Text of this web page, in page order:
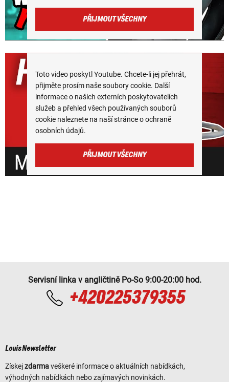
PŘIJMOUT VŠECHNY
Toto video poskytl Youtube. Chcete-li jej přehrát,
přijměte prosím naše soubory cookie. Další
informace o našich externích poskytovatelích
služeb a přehled všech používaných souborů
cookie naleznete na naší stránce o ochraně
osobních údajů.
PŘIJMOUT VŠECHNY
Servisní linka v angličtině Po-So 9:00-20:00 hod.
+420225379355
Louis Newsletter
Získejzdarmaveškeré informace o aktuálních nabídkách,
výhodných nabídkách nebo zajímavých novinkách.